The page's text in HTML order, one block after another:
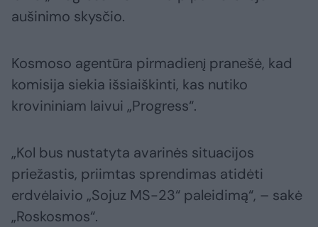
aušinimo skysčio.
Kosmoso agentūra pirmadienį pranešė, kad
komisija siekia išsiaiškinti, kas nutiko
krovininiam laivui „Progress“.
„Kol bus nustatyta avarinės situacijos
priežastis, priimtas sprendimas atidėti
erdvėlaivio „Sojuz MS-23“ paleidimą“, – sakė
„Roskosmos“.